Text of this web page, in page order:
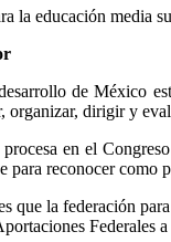
la educación
de México
dirigir y
en el
reconocer
que la federación
Federales